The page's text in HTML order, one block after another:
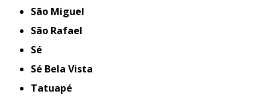
São Miguel
São Rafael
Sé
Sé Bela Vista
Tatuapé